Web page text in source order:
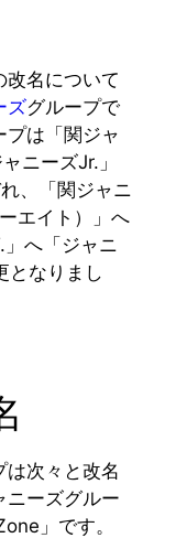
改名について
ズグループで
プは「関ジャ
ニーズJr.」
、「関ジャニ
エイト）」へ
」へ「ジャニ
となりまし
は次々と改名
ニーズグルー
」です。